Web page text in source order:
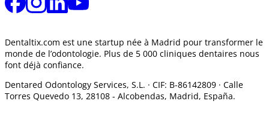
Dentaltix.com est une startup née à Madrid pour transformer le
monde de l’odontologie. Plus de 5 000 cliniques dentaires nous
font déjà confiance.
Dentared Odontology Services, S.L. · CIF: B-86142809 · Calle
Torres Quevedo 13, 28108 - Alcobendas, Madrid, España.